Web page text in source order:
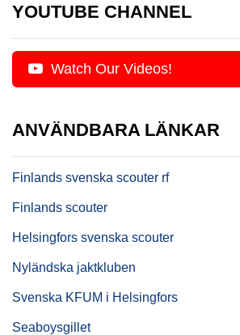
YOUTUBE CHANNEL
Watch Our Videos!
ANVÄNDBARA LÄNKAR
Finlands svenska scouter rf
Finlands scouter
Helsingfors svenska scouter
Nyländska jaktkluben
Svenska KFUM i Helsingfors
Seaboysgillet